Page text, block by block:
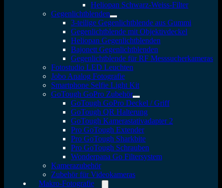
Heliopan Schwarz-Weiss-Filter
Gegenlichtblenden
3-teilige Gegenlichtblende aus Gummi
Gegenlichtblende mit Objektivdeckel
Heliopan Gegenlichtblenden
Bajonett Gegenlichtblenden
Gegenlichtblende für RF Messsucherkameras
Fotostudio LED Leuchten
Jobo Analog Fotografie
Smartphone Selfie Light Kit
GoTough GoPro Zubehör
GoTough GoPro Deckel / Griff
GoTough QR Halterung
GoTough Kamerastativadapter 2
Pro GoTough Extender
Pro GoTough Sharkbite
Pro GoTough Schrauben
Wonderpana Go Filtersystem
Kamerazubehör
Zubehör für Videokameras
Makro-Fotografie